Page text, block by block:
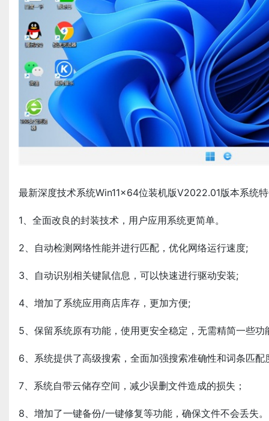
最新深度技术系统Win11x64位装机版V2022.01版本系统
1、全面改良的封装技术，用户应用系统更简单。
2、自动检测网络性能并进行匹配，优化网络运行速度;
3、自动识别相关键鼠信息，可以快速进行驱动安装;
4、增加了系统应用商店库存，更加方便;
5、保留系统原有功能，使用更安全稳定，无需精简一些
6、系统提供了高级搜索，全面加强搜索准确性和词条匹配
7、系统自带云储存空间，减少误删文件造成的损失；
8、增加了一键备份/一键修复等功能，确保文件不会丢失。